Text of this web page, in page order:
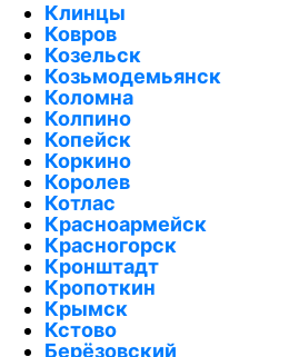
Клинцы
Ковров
Козельск
Козьмодемьянск
Коломна
Колпино
Копейск
Коркино
Королев
Котлас
Красноармейск
Красногорск
Кронштадт
Кропоткин
Крымск
Кстово
Берёзовский